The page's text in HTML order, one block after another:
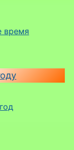
время